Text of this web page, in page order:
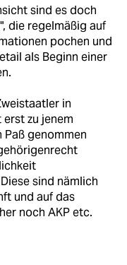
sind es doch
die regelmäßig auf
pochen und
als Beginn einer
in
zu jenem
genommen
sind nämlich
und auf das
noch AKP etc.